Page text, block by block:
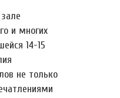
и многих
14-15
не только